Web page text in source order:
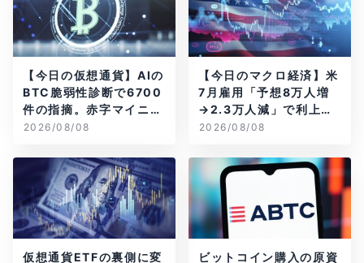
【今日の仮想通貨】AIの
BTC脆弱性診断で6700
件の指摘。赤字マイニン
グ企業はAIに賭ける
2026/08/08
【今日のマクロ経済】米
7月雇用「予想8万人増
→2.3万人減」で利上げ
観測後退
2026/08/08
仮想通貨ETFの裏側に変
ビットコイン購入の原資